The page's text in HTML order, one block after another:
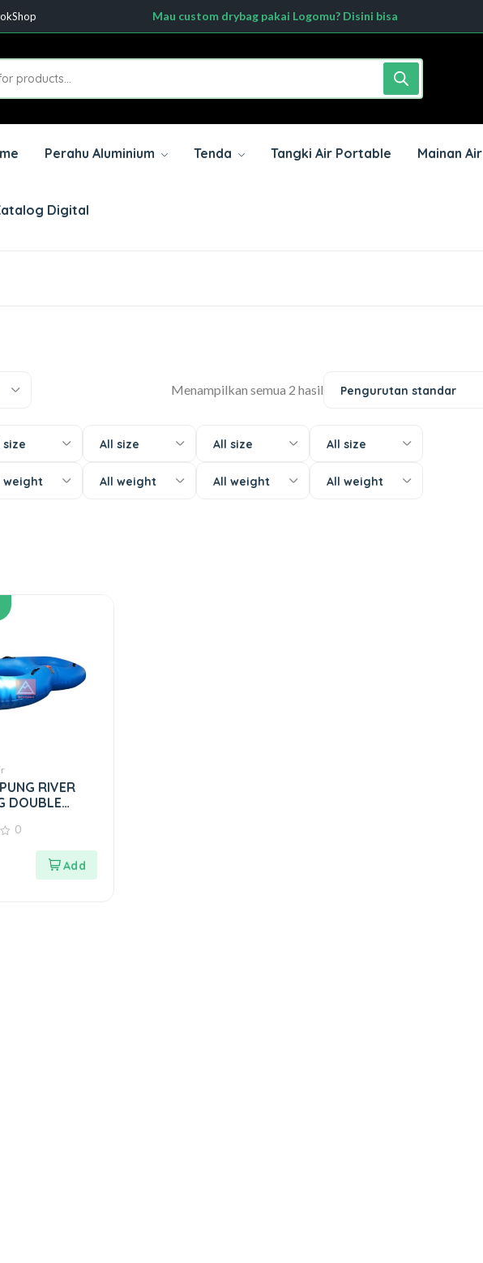
Mau custom drybag pakai Logomu? Disini bisa
Dengan Minimal order 20pcs hubungi kami sekarang
Perahu Aluminium Tenda Tangki Air Portable Mainan Air
Digital
Menampilkan semua 2 hasil Pengurutan standar
size All size All size All size
weight All weight All weight All weight
RIVER
DOUBLE
0